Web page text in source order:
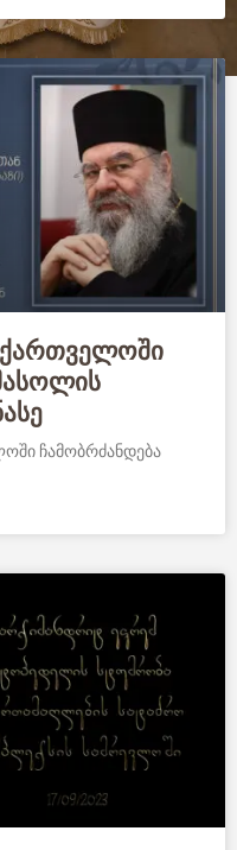
ჩამობრძანდება